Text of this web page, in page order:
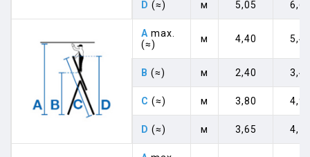
D (≈) м 5,05
A max.
(≈)
м 4,40
B (≈) м 2,40
C (≈) м 3,80
D (≈) м 3,65